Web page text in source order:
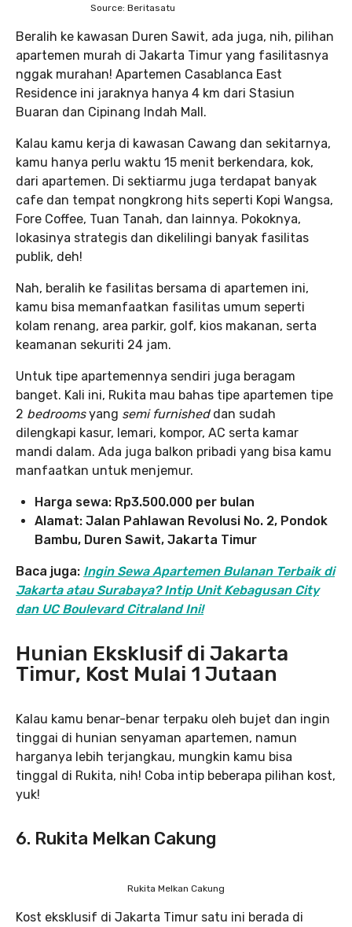
Source: Beritasatu
Beralih ke kawasan Duren Sawit, ada juga, nih, pilihan
apartemen murah di Jakarta Timur yang fasilitasnya
nggak murahan! Apartemen Casablanca East
Residence ini jaraknya hanya 4 km dari Stasiun
Buaran dan Cipinang Indah Mall.
Kalau kamu kerja di kawasan Cawang dan sekitarnya,
kamu hanya perlu waktu 15 menit berkendara, kok,
dari apartemen. Di sektiarmu juga terdapat banyak
cafe dan tempat nongkrong hits seperti Kopi Wangsa,
Fore Coffee, Tuan Tanah, dan lainnya. Pokoknya,
lokasinya strategis dan dikelilingi banyak fasilitas
publik, deh!
Nah, beralih ke fasilitas bersama di apartemen ini,
kamu bisa memanfaatkan fasilitas umum seperti
kolam renang, area parkir, golf, kios makanan, serta
keamanan sekuriti 24 jam.
Untuk tipe apartemennya sendiri juga beragam
banget. Kali ini, Rukita mau bahas tipe apartemen tipe
2 bedroomsyang semi furnished dan sudah
dilengkapi kasur, lemari, kompor, AC serta kamar
mandi dalam. Ada juga balkon pribadi yang bisa kamu
manfaatkan untuk menjemur.
Harga sewa: Rp3.500.000 per bulan
Alamat: Jalan Pahlawan Revolusi No. 2, Pondok
Bambu, Duren Sawit, Jakarta Timur
Baca juga: Ingin Sewa Apartemen Bulanan Terbaik di
Jakarta atau Surabaya? Intip Unit Kebagusan City
dan UC Boulevard Citraland Ini!
Hunian Eksklusif di Jakarta
Timur, Kost Mulai 1 Jutaan
Kalau kamu benar-benar terpaku oleh bujet dan ingin
tinggai di hunian senyaman apartemen, namun
harganya lebih terjangkau, mungkin kamu bisa
tinggal di Rukita, nih! Coba intip beberapa pilihan kost,
yuk!
6. Rukita Melkan Cakung
Rukita Melkan Cakung
Kost eksklusif di Jakarta Timur satu ini berada di